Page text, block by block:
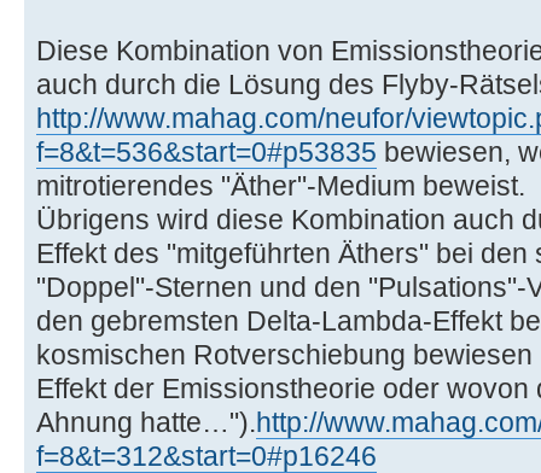
Diese Kombination von
auch durch die Lösung des Flyby-
http://www.mahag.com/neufor/
f=8&t=536&start=0#p53835 bewiesen,
mitrotierendes "Äther"-Medium beweist.
Übrigens wird diese Kombination auch
Effekt des "mitgeführten Äthers" bei
"Doppel"-Sternen und den "Pulsations"-
den gebremsten Delta-Lambda-Effekt
kosmischen Rotverschiebung
Effekt der Emissionstheorie oder wovon
Ahnung hatte…").http://
f=8&t=312&start=0#p16246